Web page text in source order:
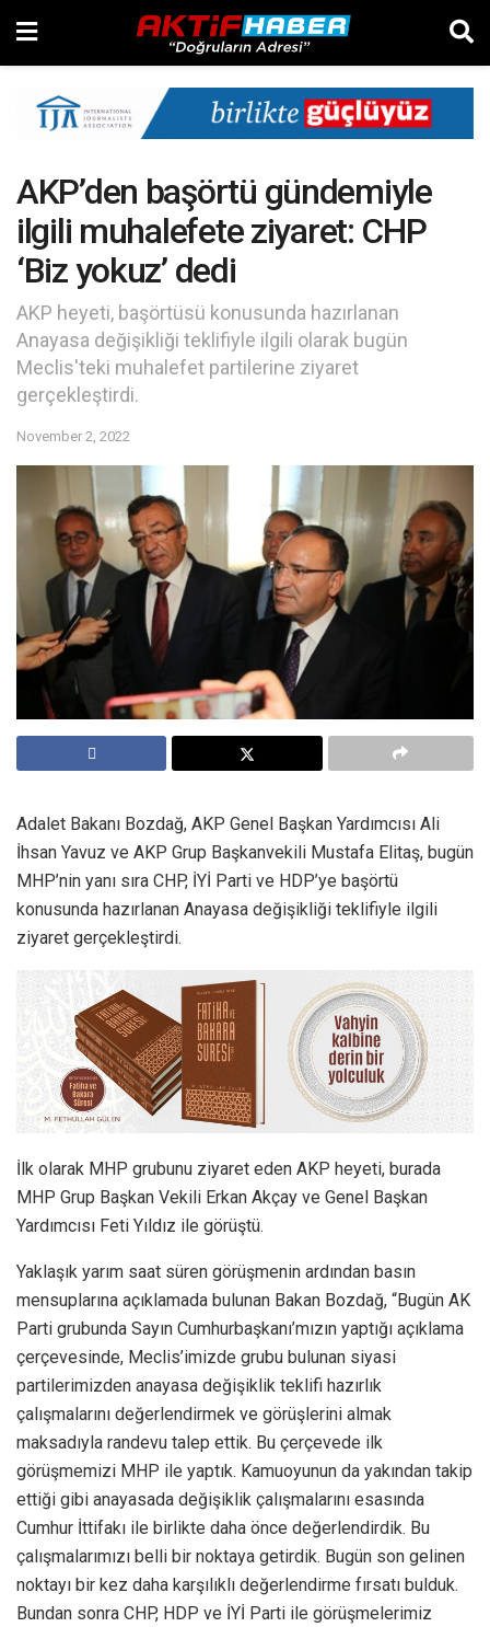
AKP’den başörtü gündemiyle
ilgili muhalefete ziyaret: CHP
‘Biz yokuz’ dedi
AKP heyeti, başörtüsü konusunda hazırlanan
Anayasa değişikliği teklifiyle ilgili olarak bugün
Meclis'teki muhalefet partilerine ziyaret
gerçekleştirdi.
November 2, 2022
Adalet Bakanı Bozdağ, AKP Genel Başkan Yardımcısı Ali
İhsan Yavuz ve AKP Grup Başkanvekili Mustafa Elitaş, bugün
MHP’nin yanı sıra CHP, İYİ Parti ve HDP’ye başörtü
konusunda hazırlanan Anayasa değişikliği teklifiyle ilgili
ziyaret gerçekleştirdi.
İlk olarak MHP grubunu ziyaret eden AKP heyeti, burada
MHP Grup Başkan Vekili Erkan Akçay ve Genel Başkan
Yardımcısı Feti Yıldız ile görüştü.
Yaklaşık yarım saat süren görüşmenin ardından basın
mensuplarına açıklamada bulunan Bakan Bozdağ, “Bugün AK
Parti grubunda Sayın Cumhurbaşkanı’mızın yaptığı açıklama
çerçevesinde, Meclis’imizde grubu bulunan siyasi
partilerimizden anayasa değişiklik teklifi hazırlık
çalışmalarını değerlendirmek ve görüşlerini almak
maksadıyla randevu talep ettik. Bu çerçevede ilk
görüşmemizi MHP ile yaptık. Kamuoyunun da yakından takip
ettiği gibi anayasada değişiklik çalışmalarını esasında
Cumhur İttifakı ile birlikte daha önce değerlendirdik. Bu
çalışmalarımızı belli bir noktaya getirdik. Bugün son gelinen
noktayı bir kez daha karşılıklı değerlendirme fırsatı bulduk.
Bundan sonra CHP, HDP ve İYİ Parti ile görüşmelerimiz